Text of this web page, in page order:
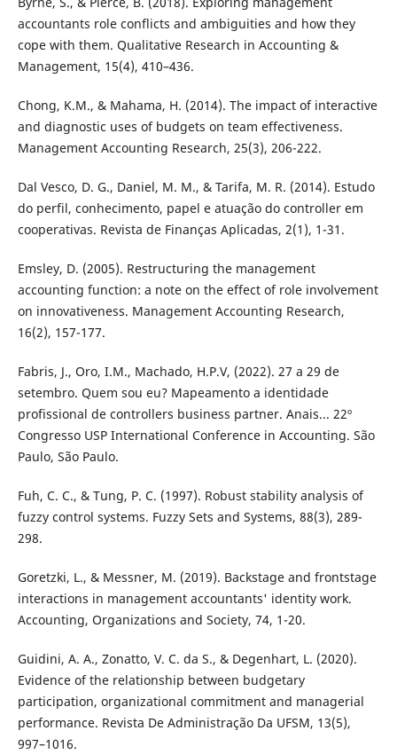
accountants role conflicts and ambiguities and how they
cope with them. Qualitative Research in Accounting &
Management, 15(4), 410–436.
Chong, K.M., & Mahama, H. (2014). The impact of interactive
and diagnostic uses of budgets on team effectiveness.
Management Accounting Research, 25(3), 206-222.
Dal Vesco, D. G., Daniel, M. M., & Tarifa, M. R. (2014). Estudo
do perfil, conhecimento, papel e atuação do controller em
cooperativas. Revista de Finanças Aplicadas, 2(1), 1-31.
Emsley, D. (2005). Restructuring the management
accounting function: a note on the effect of role involvement
on innovativeness. Management Accounting Research,
16(2), 157-177.
Fabris, J., Oro, I.M., Machado, H.P.V, (2022). 27 a 29 de
setembro. Quem sou eu? Mapeamento a identidade
profissional de controllers business partner. Anais... 22º
Congresso USP International Conference in Accounting. São
Paulo, São Paulo.
Fuh, C. C., & Tung, P. C. (1997). Robust stability analysis of
fuzzy control systems. Fuzzy Sets and Systems, 88(3), 289-
298.
Goretzki, L., & Messner, M. (2019). Backstage and frontstage
interactions in management accountants' identity work.
Accounting, Organizations and Society, 74, 1-20.
Guidini, A. A., Zonatto, V. C. da S., & Degenhart, L. (2020).
Evidence of the relationship between budgetary
participation, organizational commitment and managerial
performance. Revista De Administração Da UFSM, 13(5),
997–1016.